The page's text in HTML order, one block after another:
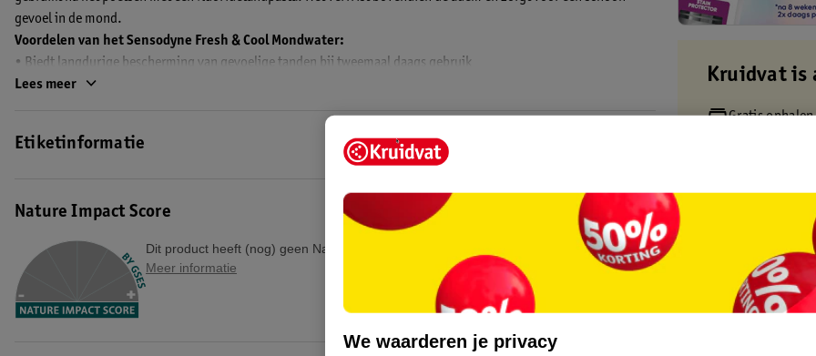
gevoel in de mond.
Voordelen van het Sensodyne Fresh & Cool Mondwater:
• Biedt langdurige bescherming van gevoelige tanden bij tweemaal daags gebruik
• Nummer 1 door tandartsen aanbevolen merk voor gevoelige tanden*
• De fluorideformule versterkt je tanden om gaatjes te voorkomen
Lees meer
Etiketinformatie
Nature Impact Score
Dit product heeft (nog) geen Nature Impact Score.
Meer informatie
Kruidvat is
Gratis
Op
Gratis
Gratis
Gratis
We waarderen je privacy